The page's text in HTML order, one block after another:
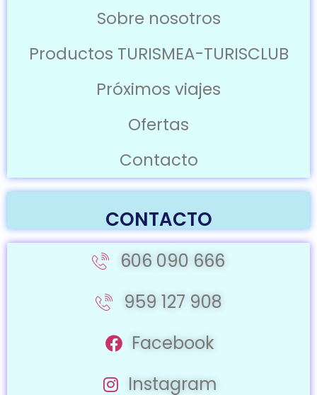
Sobre nosotros
Productos TURISMEA-TURISCLUB
Próximos viajes
Ofertas
Contacto
CONTACTO
606 090 666
959 127 908
Facebook
Instagram